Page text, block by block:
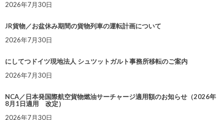
2026年7月30日
JR貨物／お盆休み期間の貨物列車の運転計画について
2026年7月30日
にしてつドイツ現地法人 シュツットガルト事務所移転のご案内
2026年7月30日
NCA／日本発国際航空貨物燃油サーチャージ適用額のお知らせ（2026年
8月1日適用 改定）
2026年7月30日